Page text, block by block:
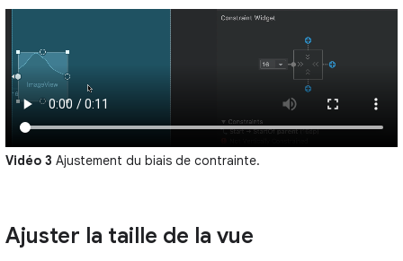
Vidéo 3 Ajustement du biais de contrainte.
Ajuster la taille de la vue